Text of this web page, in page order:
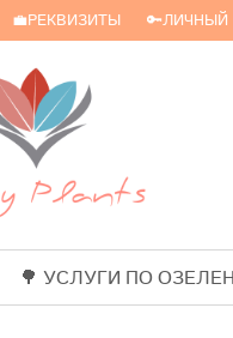
💼РЕКВИЗИТЫ 🔑ЛИЧНЫЙ
🌳 УСЛУГИ ПО